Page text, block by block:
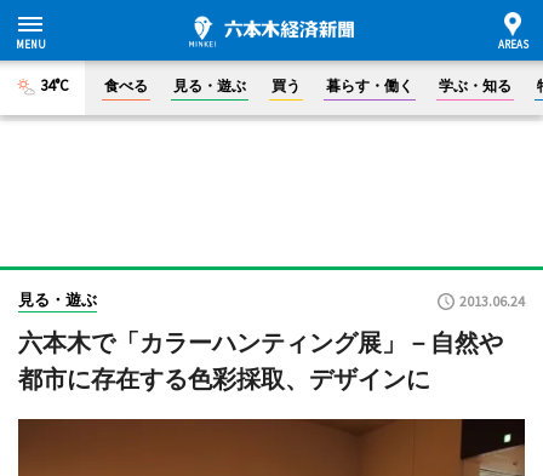
34°C 食べる 見る・遊ぶ 買う 暮らす・働く 学ぶ・知る
見る・遊ぶ 2013.06.24
六本木で「カラーハンティング展」－自然や
都市に存在する色彩採取、デザインに